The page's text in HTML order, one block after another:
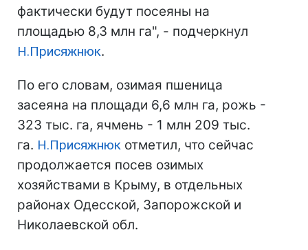
фактически будут посеяны на
площадью 8,3 млн га", - подчеркнул
Н.Присяжнюк.
По его словам, озимая пшеница
засеяна на площади 6,6 млн га, рожь -
323 тыс. га, ячмень - 1 млн 209 тыс.
га. Н.Присяжнюк отметил, что сейчас
продолжается посев озимых
хозяйствами в Крыму, в отдельных
районах Одесской, Запорожской и
Николаевской обл.